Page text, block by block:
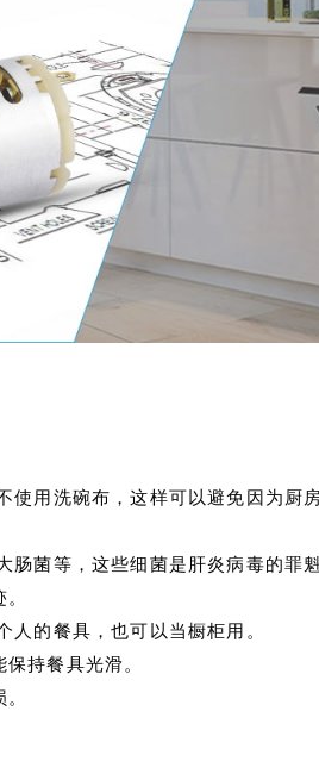
使用洗碗布，这样可以避免因为
菌等，这些细菌是肝炎病毒的罪魁
人的餐具，也可以当橱柜用。
持餐具光滑。